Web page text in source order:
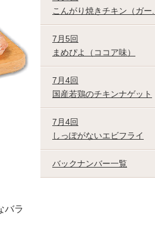
バラ
こんがり焼きチキン（ガー...
7月5回
まめぴよ（ココア味）
7月4回
国産若鶏のチキンナゲット
7月4回
しっぽがないエビフライ
バックナンバー一覧